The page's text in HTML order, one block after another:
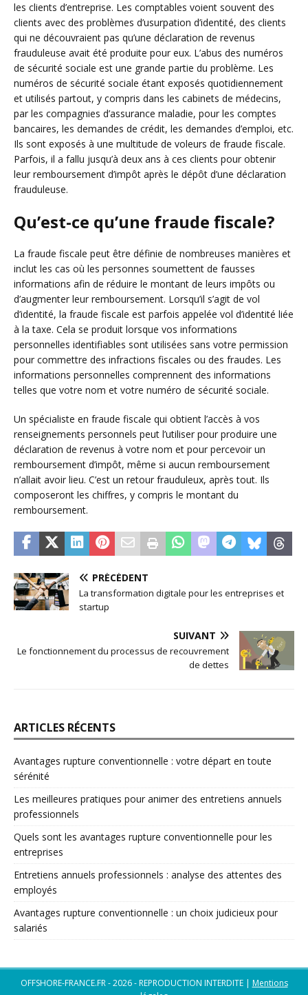
les clients d’entreprise. Les comptables voient souvent des
clients avec des problèmes d’usurpation d’identité, des clients
qui ne découvraient pas qu’une déclaration de revenus
frauduleuse avait été produite pour eux. L’abus des numéros
de sécurité sociale est une grande partie du problème. Les
numéros de sécurité sociale étant exposés quotidiennement
et utilisés partout, y compris dans les cabinets de médecins,
par les compagnies d’assurance maladie, pour les comptes
bancaires, les demandes de crédit, les demandes d’emploi, etc.
Ils sont exposés à une multitude de voleurs de fraude fiscale.
Parfois, il a fallu jusqu’à deux ans à ces clients pour obtenir
leur remboursement d’impôt après le dépôt d’une déclaration
frauduleuse.
Qu’est-ce qu’une fraude fiscale?
La fraude fiscale peut être définie de nombreuses manières et
inclut les cas où les personnes soumettent de fausses
informations afin de réduire le montant de leurs impôts ou
d’augmenter leur remboursement. Lorsqu’il s’agit de vol
d’identité, la fraude fiscale est parfois appelée vol d’identité liée
à la taxe. Cela se produit lorsque vos informations
personnelles identifiables sont utilisées sans votre permission
pour commettre des infractions fiscales ou des fraudes. Les
informations personnelles comprennent des informations
telles que votre nom et votre numéro de sécurité sociale.
Un spécialiste en fraude fiscale qui obtient l’accès à vos
renseignements personnels peut l’utiliser pour produire une
déclaration de revenus à votre nom et pour percevoir un
remboursement d’impôt, même si aucun remboursement
n’allait avoir lieu. C’est un retour frauduleux, après tout. Ils
composeront les chiffres, y compris le montant du
remboursement.
PRÉCÉDENT
La transformation digitale pour les entreprises et
startup
SUIVANT
Le fonctionnement du processus de recouvrement
de dettes
ARTICLES RÉCENTS
Avantages rupture conventionnelle : votre départ en toute
sérénité
Les meilleures pratiques pour animer des entretiens annuels
professionnels
Quels sont les avantages rupture conventionnelle pour les
entreprises
Entretiens annuels professionnels : analyse des attentes des
employés
Avantages rupture conventionnelle : un choix judicieux pour
salariés
OFFSHORE-FRANCE.FR - 2026 - REPRODUCTION INTERDITE | Mentions